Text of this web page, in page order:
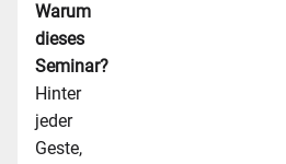
Warum
dieses
Seminar?
Hinter
jeder
Geste,